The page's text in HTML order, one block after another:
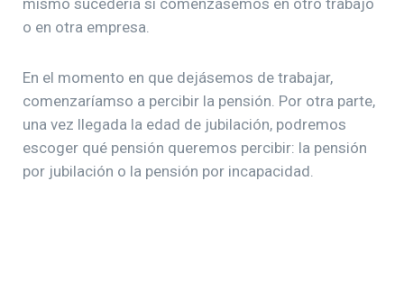
mismo sucedería si comenzásemos en otro trabajo
o en otra empresa.
En el momento en que dejásemos de trabajar,
comenzaríamso a percibir la pensión. Por otra parte,
una vez llegada la edad de jubilación, podremos
escoger qué pensión queremos percibir: la pensión
por jubilación o la pensión por incapacidad.